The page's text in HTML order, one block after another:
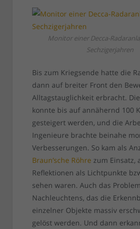
Monitor einer Decca-
Sechzigerjahren
Bis zum Kriegsende hatte die
dann auf breiter Front den
Alltagstauglichkeit erbracht.
konnte bis auf annähernd 100
gesteigert werden, und die
Ingenieure brachte beinahe
Verbesserungen. So kam als
Braun’sche Röhre zum Einsatz,
Reflektionen als Lichtpunkte
sehen waren. Auch das
Nachleuchtens, das die
einzelner Objekte massiv
gelöst werden. Und dann